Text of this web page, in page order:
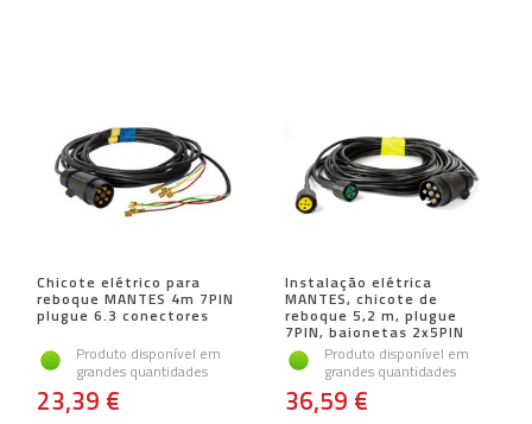
Chicote elétrico para
reboque MANTES 4m 7PIN
plugue 6.3 conectores
Produto disponível em
grandes quantidades
23,39 €
Instalação elétrica
MANTES, chicote de
reboque 5,2 m, plugue
7PIN, baionetas 2x5PIN
Produto disponível em
grandes quantidades
36,59 €